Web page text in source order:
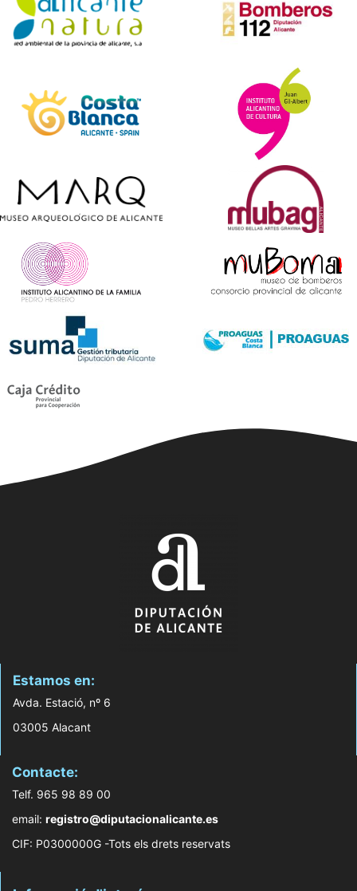
Estamos en:
Avda. Estació, nº 6
03005 Alacant
Contacte:
Telf. 965 98 89 00
email: registro@diputacionalicante.es
CIF: P0300000G -Tots els drets reservats